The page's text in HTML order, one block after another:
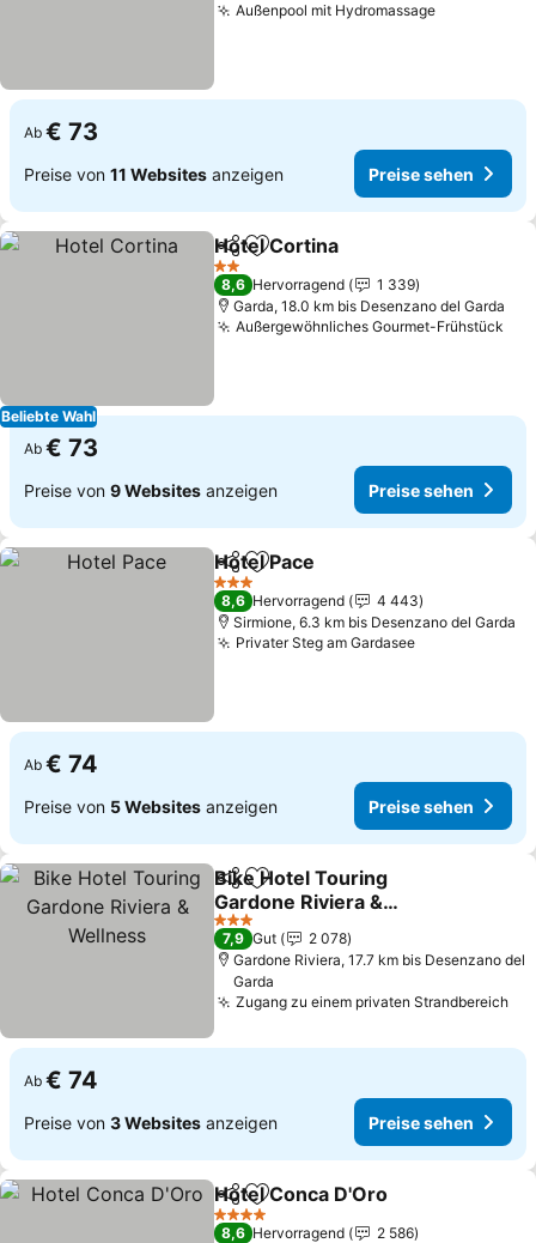
Außenpool mit HydromassagePreise
Ab € 73
Preise von 11 Websites anzeigen Preise sehen
Beliebte Wahl
TeilenZu Favoriten hinzufügen
Hotel Cortina
2 Sterne
8,6 Hervorragend
1 339
Garda, 18.0 km bis Desenzano del Garda
Außergewöhnliches Gourmet-Frühstück
Ab € 73
Preise von 9 Websites anzeigen Preise sehen
TeilenZu Favoriten hinzufügen
Hotel Pace
3 Sterne
8,6 Hervorragend
4 443
Sirmione, 6.3 km bis Desenzano del Garda
Privater Steg am GardaseePreise sehen
Ab € 74
Preise von 5 Websites anzeigen Preise sehen
TeilenZu Favoriten hinzufügen
Bike Hotel Touring
Gardone Riviera &
Wellness
Preise sehen
3 Sterne
7,9 Gut
2 078
Gardone Riviera, 17.7 km bis Desenzano del
Garda
Zugang zu einem privaten Strandbereich
Ab € 74
Preise von 3 Websites anzeigen Preise sehen
TeilenZu Favoriten hinzufügen
Hotel Conca D'Oro
4 Sterne
8,6 Hervorragend
2 586